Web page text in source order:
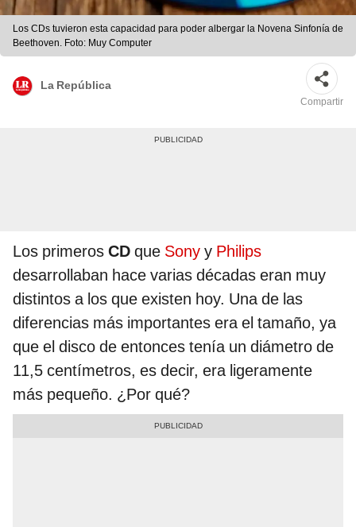
Los CDs tuvieron esta capacidad para poder albergar la Novena Sinfonía de
Beethoven. Foto: Muy Computer
La República
Compartir
Los primeros CD que Sony y Philips
desarrollaban hace varias décadas eran muy
distintos a los que existen hoy. Una de las
diferencias más importantes era el tamaño, ya
que el disco de entonces tenía un diámetro de
11,5 centímetros, es decir, era ligeramente
más pequeño. ¿Por qué?